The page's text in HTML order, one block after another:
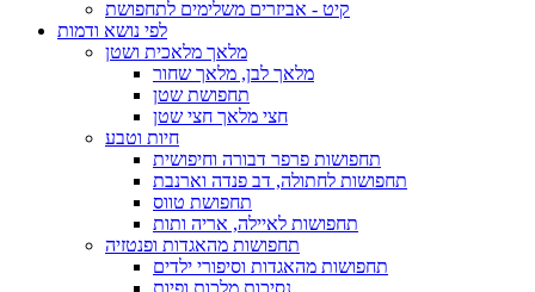
קיט - אביזרים משלימים לתחפושת
לפי נושא ודמות
מלאך מלאכית ושטן
מלאך לבן, מלאך שחור
תחפושת שטן
חצי מלאך חצי שטן
חיות וטבע
תחפושות פרפר דבורה וחיפושית
תחפושות לחתולה, דב פנדה וארנבת
תחפושת טווס
תחפושות לאיילה, אריה ותות
תחפושות מהאגדות ופנטזיה
תחפושות מהאגדות וסיפורי ילדים
נסיכות מלכות ופיות